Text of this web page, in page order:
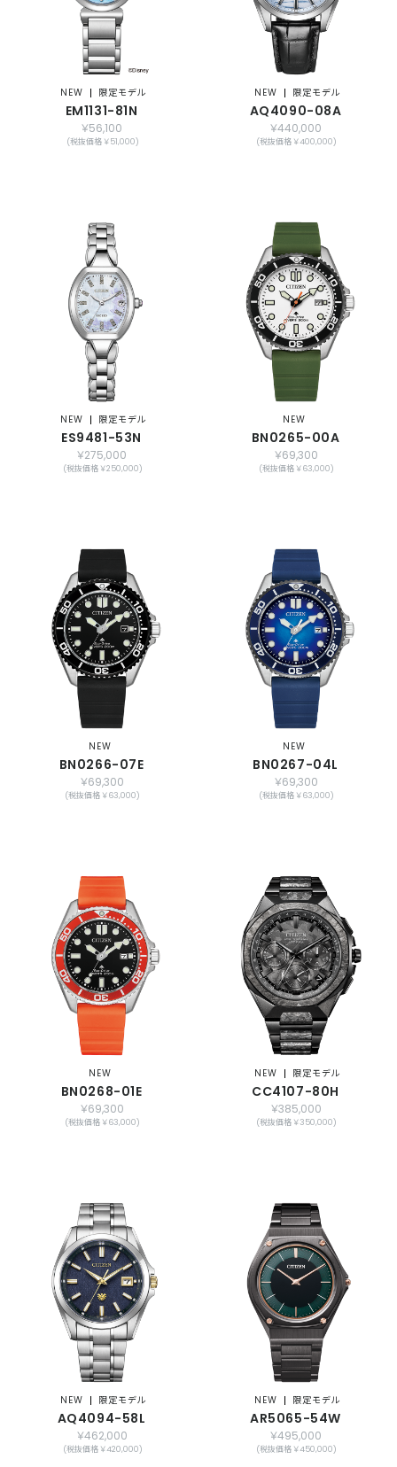
NEW 限定モデル
EM1131-81N
￥56,100
(税抜価格 ￥51,000)
NEW 限定モデル
AQ4090-08A
￥440,000
(税抜価格 ￥400,000)
NEW 限定モデル
ES9481-53N
￥275,000
(税抜価格 ￥250,000)
NEW
BN0265-00A
￥69,300
(税抜価格 ￥63,000)
NEW
BN0266-07E
￥69,300
(税抜価格 ￥63,000)
NEW
BN0267-04L
￥69,300
(税抜価格 ￥63,000)
NEW
BN0268-01E
￥69,300
(税抜価格 ￥63,000)
NEW 限定モデル
CC4107-80H
￥385,000
(税抜価格 ￥350,000)
NEW 限定モデル
AQ4094-58L
￥462,000
(税抜価格 ￥420,000)
NEW 限定モデル
AR5065-54W
￥495,000
(税抜価格 ￥450,000)